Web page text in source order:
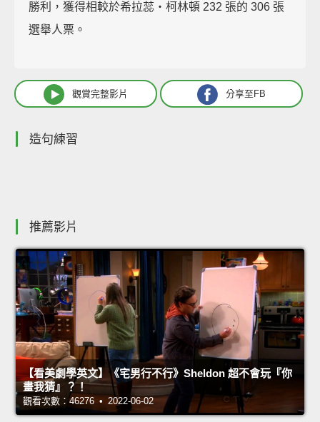
勝利，獲得相較於希拉蕊‧柯林頓 232 張的 306 張
選舉人票。
觀賞完整影片 分享至FB
造句練習
推薦影片
【看美劇學英文】《宅男行不行》Sheldon 超不會玩『你
畫我猜』？！
觀看次數：46276 • 2022-06-02